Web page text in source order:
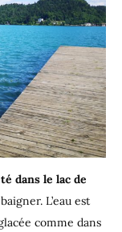
dans le lac de
L’eau est
comme dans